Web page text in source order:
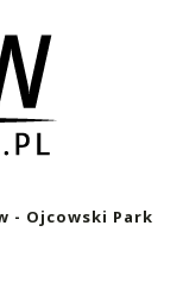
- Ojcowski Park